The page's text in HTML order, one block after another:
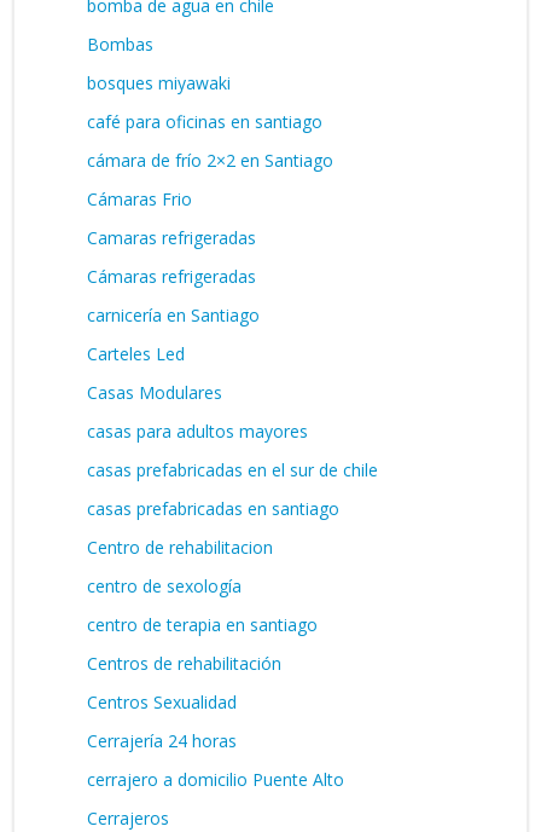
bomba de agua en chile
Bombas
bosques miyawaki
café para oficinas en santiago
cámara de frío 2×2 en Santiago
Cámaras Frio
Camaras refrigeradas
Cámaras refrigeradas
carnicería en Santiago
Carteles Led
Casas Modulares
casas para adultos mayores
casas prefabricadas en el sur de chile
casas prefabricadas en santiago
Centro de rehabilitacion
centro de sexología
centro de terapia en santiago
Centros de rehabilitación
Centros Sexualidad
Cerrajería 24 horas
cerrajero a domicilio Puente Alto
Cerrajeros